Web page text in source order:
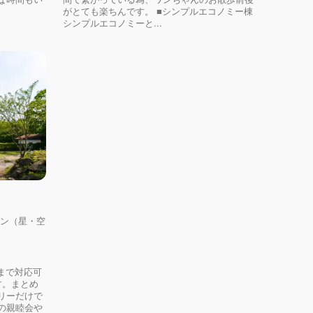
がとても楽ちんです。 ■シンプルエコノミー棟
シンプルエコノミーと...
（星・空
で対応可
まとめ
ーだけで
親睦会や